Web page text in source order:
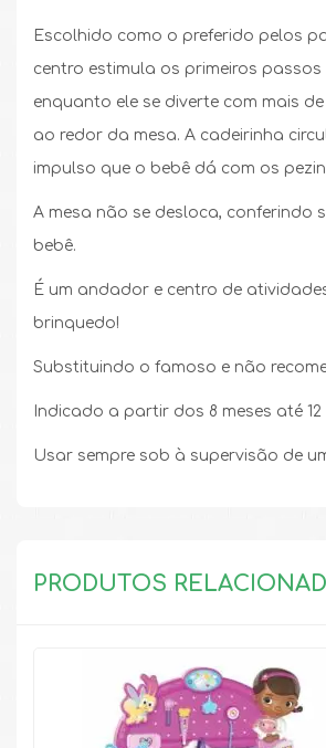
Escolhido como o preferido pelos
centro estimula os primeiros
enquanto ele se diverte com mais
ao redor da mesa. A cadeirinha
impulso que o bebê dá com os
A mesa não se desloca, conferindo
bebê.
É um andador e centro de
brinquedo!
Substituindo o famoso e não
Indicado a partir dos 8 meses até 12
Usar sempre sob à supervisão de
PRODUTOS